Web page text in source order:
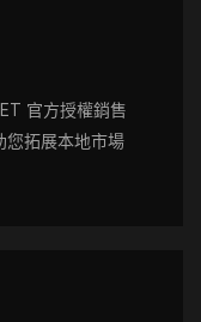
官方授權銷售
您拓展本地市場